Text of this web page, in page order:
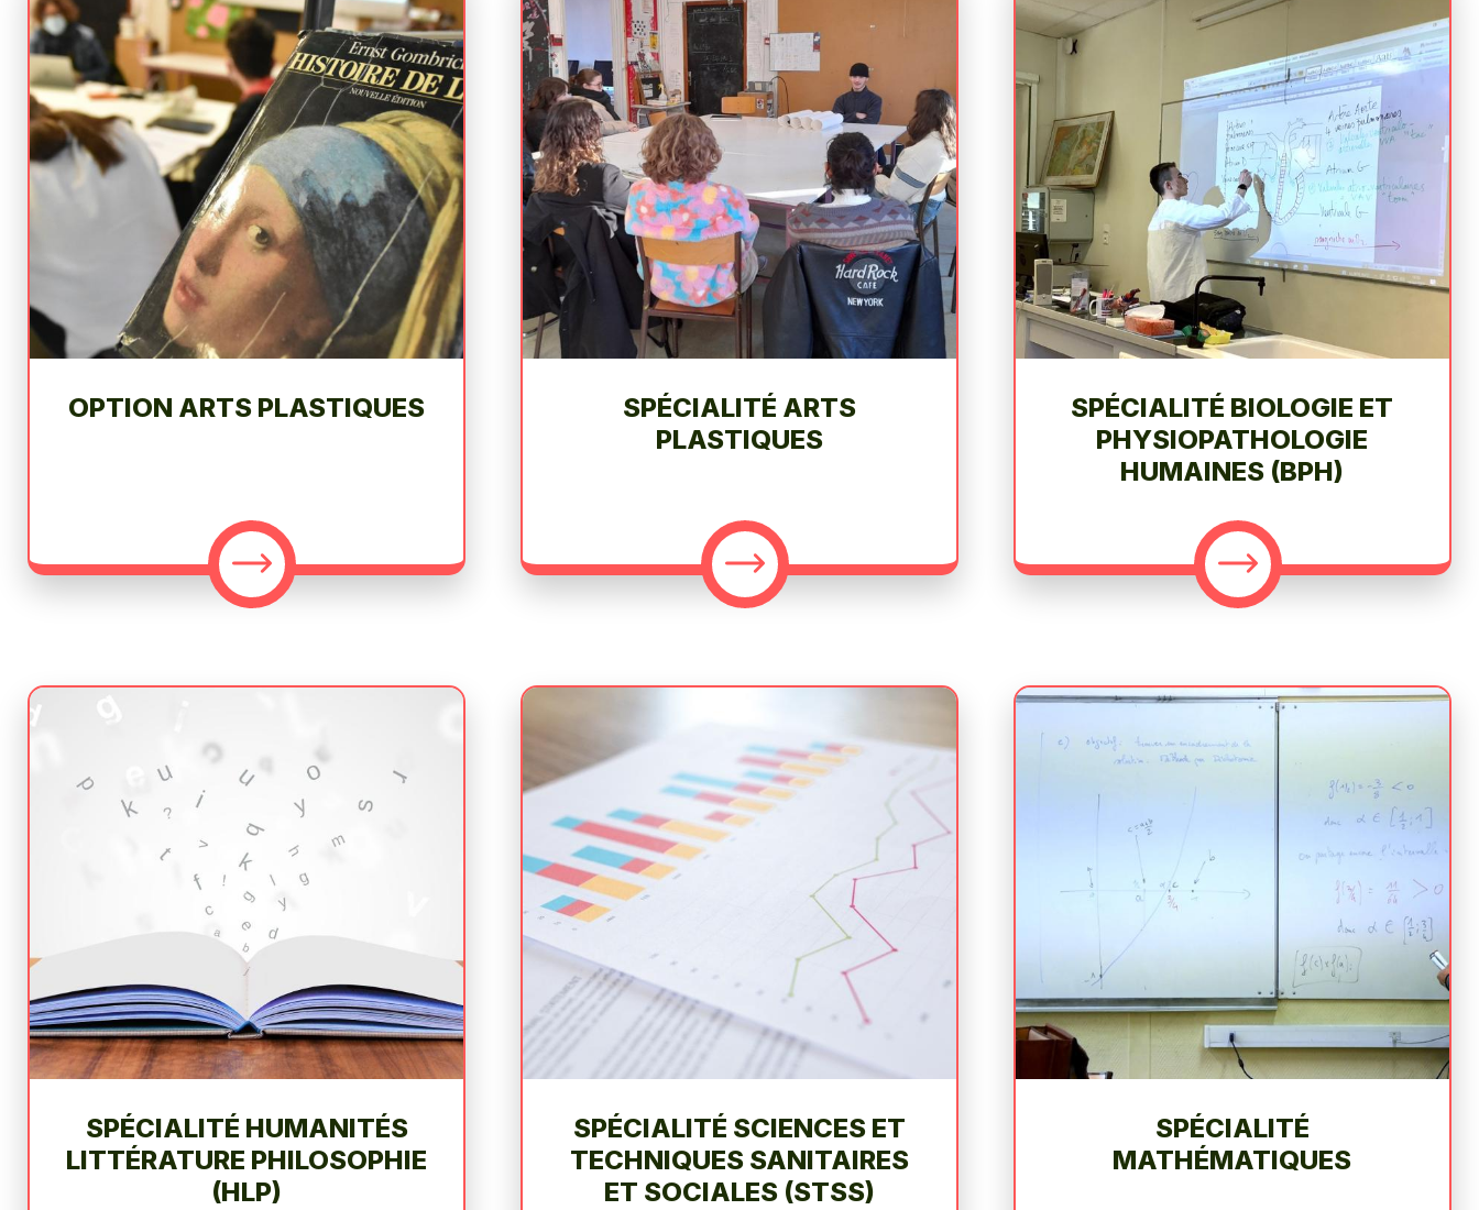
OPTION ARTS PLASTIQUES
SPÉCIALITÉ ARTS
PLASTIQUES
SPÉCIALITÉ BIOLOGIE ET
PHYSIOPATHOLOGIE
HUMAINES (BPH)
SPÉCIALITÉ HUMANITÉS
LITTÉRATURE PHILOSOPHIE
(HLP)
SPÉCIALITÉ SCIENCES ET
TECHNIQUES SANITAIRES
ET SOCIALES (STSS)
SPÉCIALITÉ
MATHÉMATIQUES